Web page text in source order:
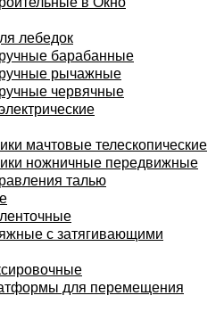
лебедок
барабанные
рычажные
червячные
мачтовые телескопические
ножничные передвижные
талью
с затягивающими
для перемещения